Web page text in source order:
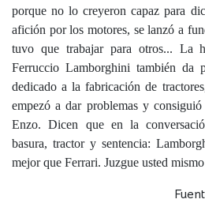
porque no lo creyeron capaz para
afición por los motores, se lanzó a
tuvo que trabajar para otros... La
Ferruccio Lamborghini también da
dedicado a la fabricación de
empezó a dar problemas y
Enzo. Dicen que en la
basura, tractor y sentencia:
mejor que Ferrari. Juzgue usted